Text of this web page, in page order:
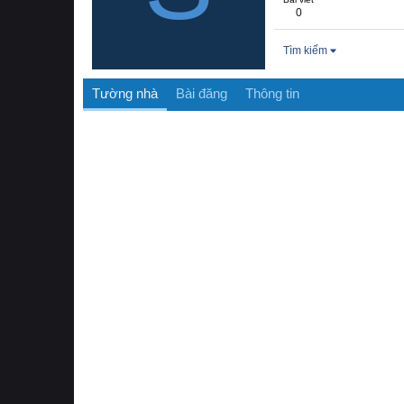
0
Tìm kiếm
Tường nhà Bài đăng Thông tin